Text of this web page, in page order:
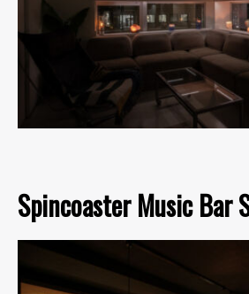
Spincoaster Music Bar